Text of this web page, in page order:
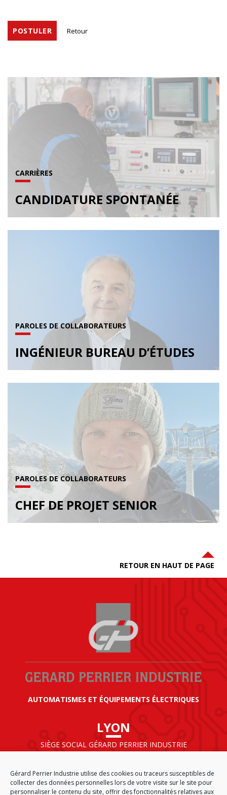
Gérard Perrier Industrie utilise des cookies ou traceurs susceptibles de
collecter des données personnelles lors de votre visite sur le site pour
personnaliser le contenu du site, offrir des fonctionnalités relatives aux
Retour
POSTULER
CARRIÈRES
CANDIDATURE SPONTANÉE
PAROLES DE COLLABORATEURS
INGÉNIEUR BUREAU D’ÉTUDES
PAROLES DE COLLABORATEURS
CHEF DE PROJET SENIOR
RETOUR EN HAUT DE PAGE
AUTOMATISMES ET ÉQUIPEMENTS ÉLECTRIQUES
LYON
SIÈGE SOCIAL GÉRARD PERRIER INDUSTRIE
69125 LYON AÉROPORT SAINT EXUPÉRY
FRANCE